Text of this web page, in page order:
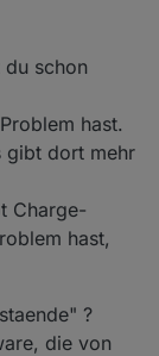
15:48
schon
hast.
gibt dort mehr
Charge-
hast,
?
die von